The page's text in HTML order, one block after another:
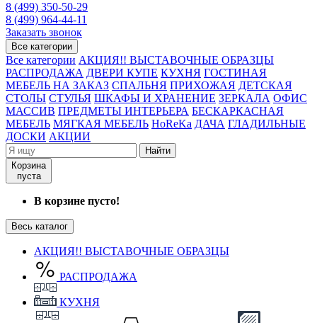
8 (499) 350-50-29
8 (499) 964-44-11
Заказать звонок
Все категории
Все категории АКЦИЯ!! ВЫСТАВОЧНЫЕ ОБРАЗЦЫ
РАСПРОДАЖА ДВЕРИ КУПЕ КУХНЯ ГОСТИНАЯ
МЕБЕЛЬ НА ЗАКАЗ СПАЛЬНЯ ПРИХОЖАЯ ДЕТСКАЯ
СТОЛЫ СТУЛЬЯ ШКАФЫ И ХРАНЕНИЕ ЗЕРКАЛА ОФИС
МАССИВ ПРЕДМЕТЫ ИНТЕРЬЕРА БЕСКАРКАСНАЯ
МЕБЕЛЬ МЯГКАЯ МЕБЕЛЬ HoReKa ДАЧА ГЛАДИЛЬНЫЕ
ДОСКИ АКЦИИ
Найти
Корзина
пуста
В корзине пусто!
Весь каталог
АКЦИЯ!! ВЫСТАВОЧНЫЕ ОБРАЗЦЫ
РАСПРОДАЖА
КУХНЯ